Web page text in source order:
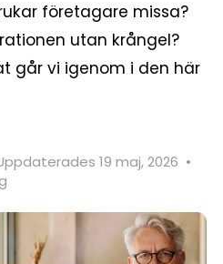
företagare missa?
utan krångel?
går vi igenom i den här
19 maj, 2026 •